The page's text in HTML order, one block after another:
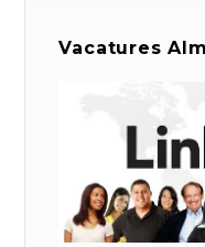
Vacatures